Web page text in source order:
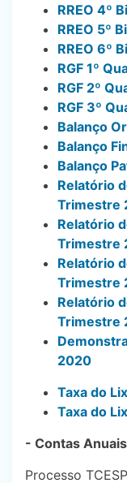
RREO 4º
RREO 5º
RREO 6º
RGF 1º
RGF 2º
RGF 3º
Balanço
Balanço
Balanço
Relatório
Trimestre
Relatório
Trimestre
Relatório
Trimestre
Relatório
Trimestre
2020
Taxa do
Taxa do
- Contas
Processo